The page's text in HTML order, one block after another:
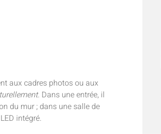
aux cadres photos ou aux
Dans une entrée, il
du mur ; dans une salle de
intégré.